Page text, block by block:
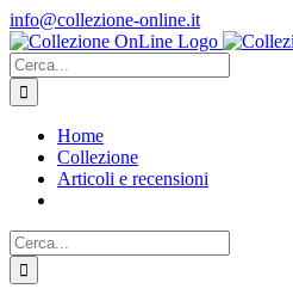
Salta
al
contenuto
info@collezione-online.it
Cerca
per:
Home
Collezione
Articoli e recensioni
Cerca
per: